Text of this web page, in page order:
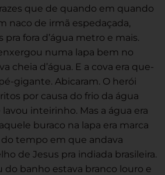
que de quando em quando
naco de irmã espedaçada,
pra fora d’água metro e mais.
numa lapa bem no
cheia d’água. E a cova era que-
gigante. Abicaram. O herói
por causa do frio da água
inteirinho. Mas a água era
buraco na lapa era marca
tempo em que andava
de Jesus pra indiada brasileira.
do banho estava branco louro e